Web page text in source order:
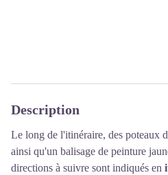
Description
Le long de l'itinéraire, des poteaux
ainsi qu'un balisage de peinture
directions à suivre sont indiqués en